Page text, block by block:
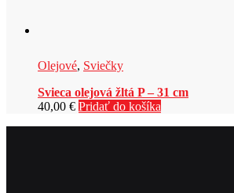
Olejové, Sviečky
Svieca olejová žltá P – 31 cm
40,00 € Pridať do košíka